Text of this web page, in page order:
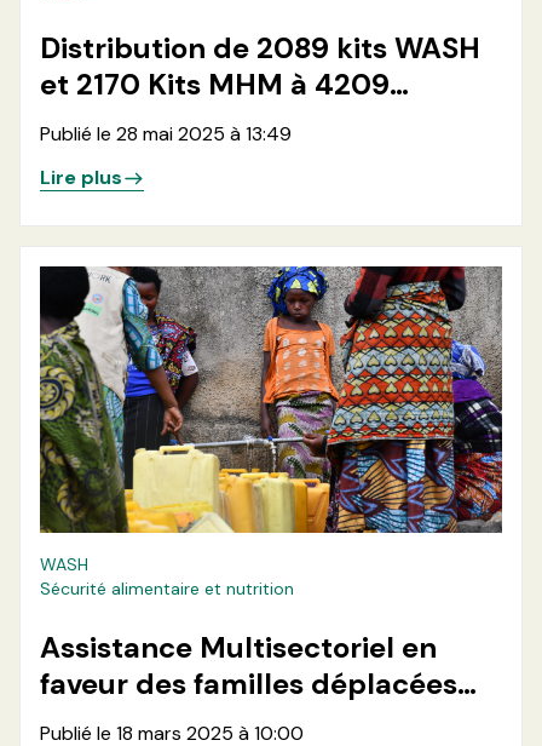
Distribution de 2089 kits WASH
et 2170 Kits MHM à 4209
Menages et 500 kits agro-
rétournés dans les localités de
Kimoka et Bweremana en
province du Nord-Kivu
Publié le 28 mai 2025 à 13:49
Lire plus
WASH
Sécurité alimentaire et nutrition
Assistance Multisectoriel en
faveur des familles déplacées
retournées dans les zones de
Publié le 18 mars 2025 à 10:00